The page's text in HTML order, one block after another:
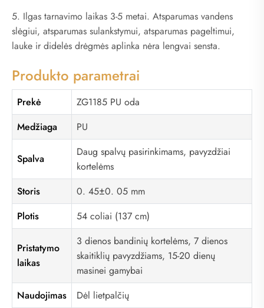
5. Ilgas tarnavimo laikas 3-5 metai. Atsparumas vandens
slėgiui, atsparumas sulankstymui, atsparumas pageltimui,
lauke ir didelės drėgmės aplinka nėra lengvai sensta.
Produkto parametrai
Prekė
ZG1185 PU oda
Medžiaga
PU
Spalva
Daug spalvų pasirinkimams, pavyzdžiai
kortelėms
Storis
0. 45±0. 05 mm
Plotis
54 coliai (137 cm)
Pristatymo
laikas
3 dienos bandinių kortelėms, 7 dienos
skaitiklių pavyzdžiams, 15-20 dienų
masinei gamybai
Naudojimas
Dėl lietpalčių